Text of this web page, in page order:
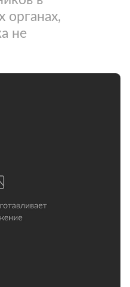
органах,
не